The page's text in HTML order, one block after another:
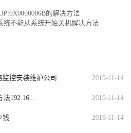
的解决方法
统不能从系统开始关机解决方法
2019-11-14
控安装维护公司
2019-11-14
192.16...
2019-11-14
钱